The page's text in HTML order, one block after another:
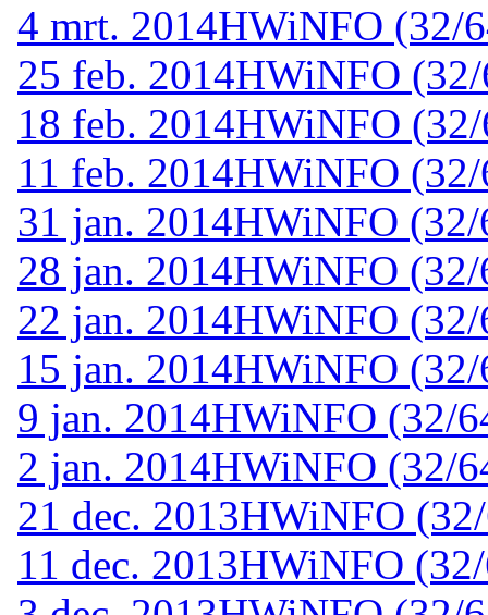
4 mrt. 2014HWiNFO (32/
25 feb. 2014HWiNFO
18 feb. 2014HWiNFO
11 feb. 2014HWiNFO
31 jan. 2014HWiNFO
28 jan. 2014HWiNFO
22 jan. 2014HWiNFO
15 jan. 2014HWiNFO
9 jan. 2014HWiNFO (32/
2 jan. 2014HWiNFO (32/
21 dec. 2013HWiNFO
11 dec. 2013HWiNFO